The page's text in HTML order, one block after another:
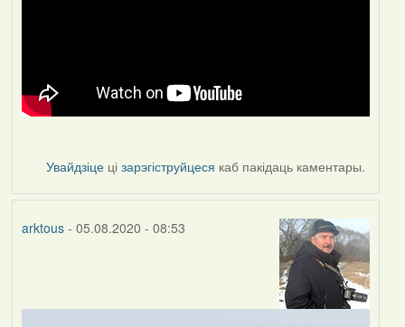
Увайдзіце цізарэгіструйцеся каб пакідаць каментары.
arktous- 05.08.2020 - 08:53